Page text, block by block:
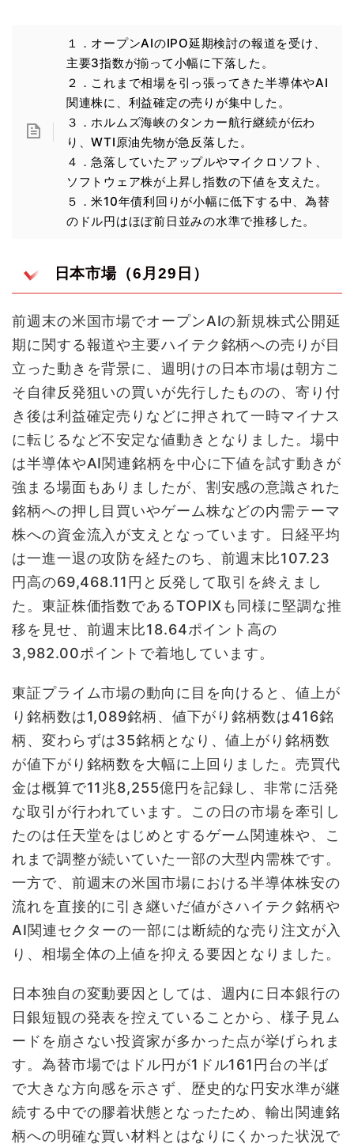
１．オープンAIのIPO延期検討の報道を受け、
主要3指数が揃って小幅に下落した。
２．これまで相場を引っ張ってきた半導体やAI
関連株に、利益確定の売りが集中した。
３．ホルムズ海峡のタンカー航行継続が伝わ
り、WTI原油先物が急反落した。
４．急落していたアップルやマイクロソフト、
ソフトウェア株が上昇し指数の下値を支えた。
５．米10年債利回りが小幅に低下する中、為替
のドル円はほぼ前日並みの水準で推移した。
日本市場（6月29日）
前週末の米国市場でオープンAIの新規株式公開延
期に関する報道や主要ハイテク銘柄への売りが目
立った動きを背景に、週明けの日本市場は朝方こ
そ自律反発狙いの買いが先行したものの、寄り付
き後は利益確定売りなどに押されて一時マイナス
に転じるなど不安定な値動きとなりました。場中
は半導体やAI関連銘柄を中心に下値を試す動きが
強まる場面もありましたが、割安感の意識された
銘柄への押し目買いやゲーム株などの内需テーマ
株への資金流入が支えとなっています。日経平均
は一進一退の攻防を経たのち、前週末比107.23
円高の69,468.11円と反発して取引を終えまし
た。東証株価指数であるTOPIXも同様に堅調な推
移を見せ、前週末比18.64ポイント高の
3,982.00ポイントで着地しています。
東証プライム市場の動向に目を向けると、値上が
り銘柄数は1,089銘柄、値下がり銘柄数は416銘
柄、変わらずは35銘柄となり、値上がり銘柄数
が値下がり銘柄数を大幅に上回りました。売買代
金は概算で11兆8,255億円を記録し、非常に活発
な取引が行われています。この日の市場を牽引し
たのは任天堂をはじめとするゲーム関連株や、こ
れまで調整が続いていた一部の大型内需株です。
一方で、前週末の米国市場における半導体株安の
流れを直接的に引き継いだ値がさハイテク銘柄や
AI関連セクターの一部には断続的な売り注文が入
り、相場全体の上値を抑える要因となりました。
日本独自の変動要因としては、週内に日本銀行の
日銀短観の発表を控えていることから、様子見ム
ードを崩さない投資家が多かった点が挙げられま
す。為替市場ではドル円が1ドル161円台の半ば
で大きな方向感を示さず、歴史的な円安水準が継
続する中での膠着状態となったため、輸出関連銘
柄への明確な買い材料とはなりにくかった状況で